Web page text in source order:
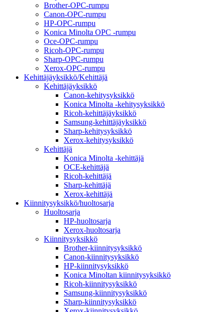
Brother-OPC-rumpu
Canon-OPC-rumpu
HP-OPC-rumpu
Konica Minolta OPC -rumpu
Oce-OPC-rumpu
Ricoh-OPC-rumpu
Sharp-OPC-rumpu
Xerox-OPC-rumpu
Kehittäjäyksikkö/Kehittäjä
Kehittäjäyksikkö
Canon-kehitysyksikkö
Konica Minolta -kehitysyksikkö
Ricoh-kehittäjäyksikkö
Samsung-kehittäjäyksikkö
Sharp-kehitysyksikkö
Xerox-kehitysyksikkö
Kehittäjä
Konica Minolta -kehittäjä
OCE-kehittäjä
Ricoh-kehittäjä
Sharp-kehittäjä
Xerox-kehittäjä
Kiinnitysyksikkö/huoltosarja
Huoltosarja
HP-huoltosarja
Xerox-huoltosarja
Kiinnitysyksikkö
Brother-kiinnitysyksikkö
Canon-kiinnitysyksikkö
HP-kiinnitysyksikkö
Konica Minoltan kiinnitysyksikkö
Ricoh-kiinnitysyksikkö
Samsung-kiinnitysyksikkö
Sharp-kiinnitysyksikkö